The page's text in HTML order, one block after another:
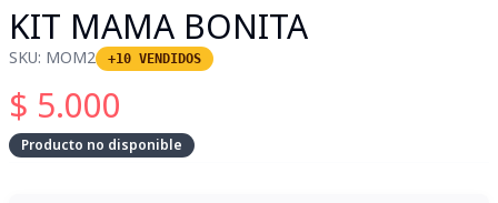
KIT MAMA BONITA
SKU: MOM2 +10 VENDIDOS
$ 5.000
Producto no disponible